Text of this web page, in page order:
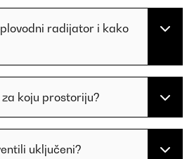
radijator i kako
koju prostoriju?
uključeni?